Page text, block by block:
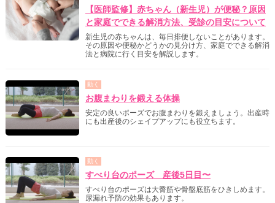
【医師監修】赤ちゃん（新生児）が便秘？原因
と家庭でできる解消方法、受診の目安について
新生児の赤ちゃんは、毎日排便しないことがあります。
その原因や便秘かどうかの見分け方、家庭でできる解消
法と病院に行く目安を解説します。
動く
お腹まわりを鍛える体操
安定の良いポーズでお腹まわりを鍛えましょう。出産時
にも出産後のシェイプアップにも役立ちます。
動く
すべり台のポーズ 産後5日目〜
すべり台のポーズは大臀筋や骨盤底筋をひきしめます。
尿漏れ予防の効果もあります。